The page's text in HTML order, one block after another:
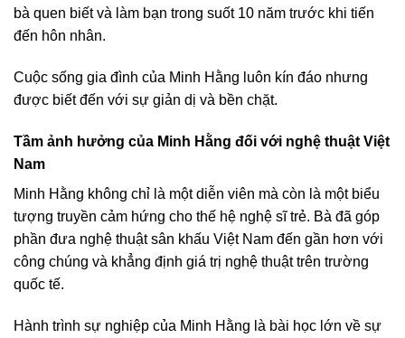
bà quen biết và làm bạn trong suốt 10 năm trước khi tiến
đến hôn nhân.
Cuộc sống gia đình của Minh Hằng luôn kín đáo nhưng
được biết đến với sự giản dị và bền chặt.
Tầm ảnh hưởng của Minh Hằng đối với nghệ thuật Việt
Nam
Minh Hằng không chỉ là một diễn viên mà còn là một biểu
tượng truyền cảm hứng cho thế hệ nghệ sĩ trẻ. Bà đã góp
phần đưa nghệ thuật sân khấu Việt Nam đến gần hơn với
công chúng và khẳng định giá trị nghệ thuật trên trường
quốc tế.
Hành trình sự nghiệp của Minh Hằng là bài học lớn về sự